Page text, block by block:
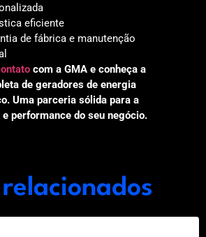
eficiente
de fábrica e manutenção
com a GMA e conheça a
de geradores de energia
Uma parceria sólida para a
performance do seu negócio.
relacionados